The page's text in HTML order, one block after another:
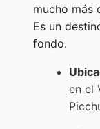
mucho más
Es un
fondo.
en el